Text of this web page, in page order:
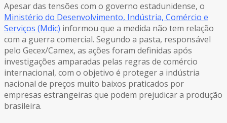
Apesar das tensões com o governo estadunidense, o
Ministério do Desenvolvimento, Indústria, Comércio e
Serviços (Mdic) informou que a medida não tem relação
com a guerra comercial. Segundo a pasta, responsável
pelo Gecex/Camex, as ações foram definidas após
investigações amparadas pelas regras de comércio
internacional, com o objetivo é proteger a indústria
nacional de preços muito baixos praticados por
empresas estrangeiras que podem prejudicar a produção
brasileira.